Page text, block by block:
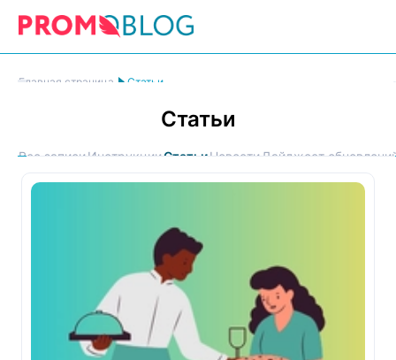
Главная страница Статьи
Статьи
Все записиИнструкцииСтатьиНовости Дайджест